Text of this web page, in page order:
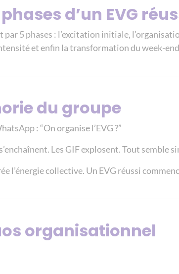
d’un EVG
par 5 phases : l’excitation initiale,
et enfin la transformation du week-
du groupe
: “On organise l’EVG ?”
Les GIF explosent. Tout semble
l’énergie collective. Un EVG réussi
organisationnel